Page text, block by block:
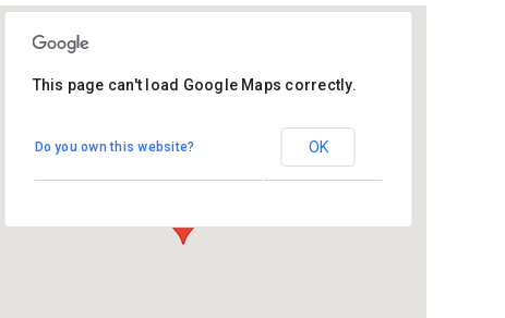
De Tarissing
Ds. van Velzenstrjitte 17 - Drogeham
This page can't load Google Maps correctly.
Do you own this website? OK